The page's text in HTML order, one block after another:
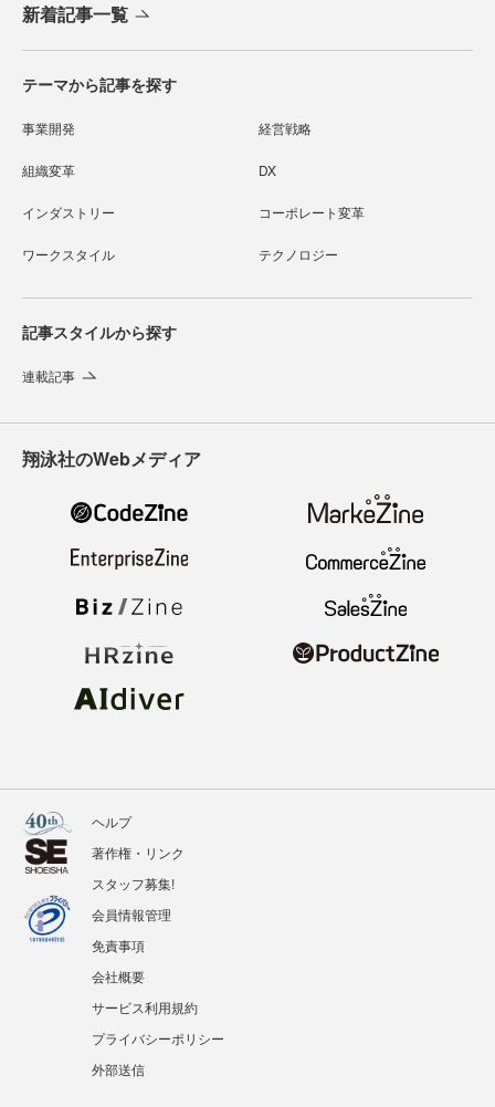
新着記事一覧
テーマから記事を探す
事業開発 経営戦略
組織変革 DX
インダストリー コーポレート変革
ワークスタイル テクノロジー
記事スタイルから探す
連載記事
翔泳社のWebメディア
ヘルプ
著作権・リンク
スタッフ募集!
会員情報管理
免責事項
会社概要
サービス利用規約
プライバシーポリシー
外部送信